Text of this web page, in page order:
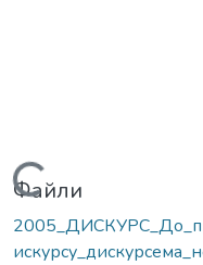
Вантажиться...
Файли